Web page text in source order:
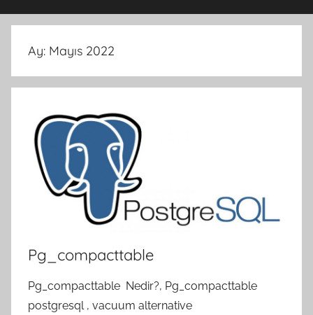
Ay: Mayıs 2022
Pg_compacttable
Pg_compacttable Nedir?, Pg_compacttable
postgresql , vacuum alternative